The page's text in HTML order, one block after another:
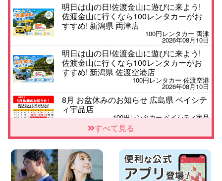
明日は山の日!佐渡金山に遊びに来よう!
佐渡金山に行くなら100レンタカーがお
すすめ! 新潟県 両津店
100円レンタカー 両津
2026年08月10日
明日は山の日!佐渡金山に遊びに来よう!
佐渡金山に行くなら100レンタカーがお
すすめ! 新潟県 佐渡空港店
100円レンタカー 佐渡空港
2026年08月10日
8月 お盆休みのお知らせ 広島県 ベイシテ
ィ宇品店
100円レンタカー ベイシティ宇品
本日レンタカー空きあります!! 北海道 札
100円レンタカー 札幌下手稲通り
2026年08月10日
車の運搬に便利な【積載車(キャリアカ
すべて見る